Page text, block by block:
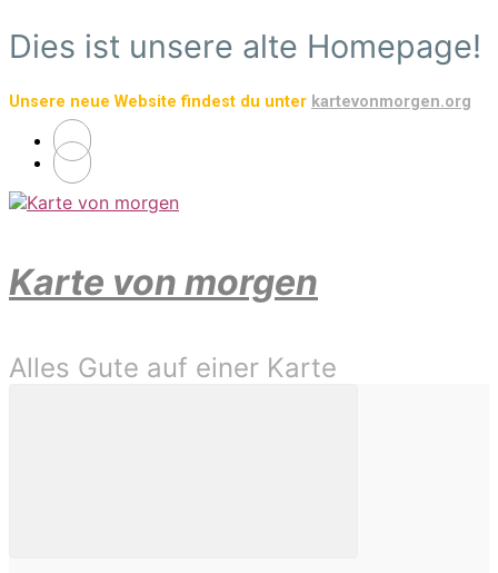
Zum
Hauptinhalt
Dies ist unsere alte Homepage!
Unsere neue Website findest du unter kartevonmorgen.org
Karte von morgen
Alles Gute auf einer Karte